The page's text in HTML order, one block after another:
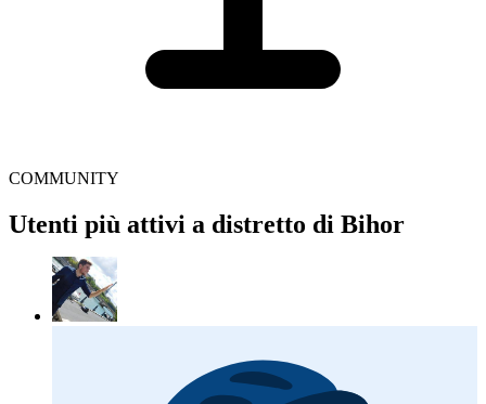
COMMUNITY
Utenti più attivi a distretto di Bihor